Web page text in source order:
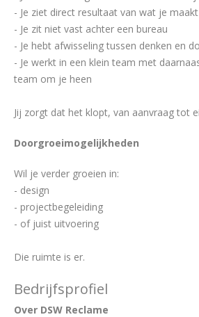
- Je ziet direct resultaat van wat je maakt
- Je zit niet vast achter een bureau
- Je hebt afwisseling tussen denken en
- Je werkt in een klein team met
team om je heen
Jij zorgt dat het klopt, van aanvraag tot
Doorgroeimogelijkheden
Wil je verder groeien in:
- design
- projectbegeleiding
- of juist uitvoering
Die ruimte is er.
Bedrijfsprofiel
Over DSW Reclame